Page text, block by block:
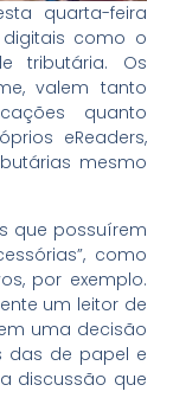
quarta-feira
como o
tributária. Os
valem tanto
quanto
eReaders,
mesmo
que possuírem
como
por exemplo.
um leitor de
uma decisão
das de papel e
discussão que